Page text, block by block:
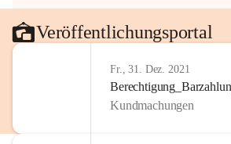
Veröffentlichungsportal
Fr., 31. Dez. 2021
Kundmachungen